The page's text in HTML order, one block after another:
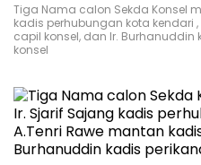
Tiga Nama calon Sekda Konsel
kadis perhubungan kota kendari
capil konsel, dan Ir.
konsel